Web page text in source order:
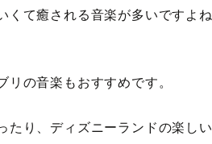
くて癒される音楽が多いですよね
の音楽もおすすめです。
たり、ディズニーランドの楽しい